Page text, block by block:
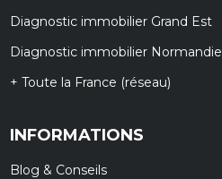
Diagnostic immobilier Grand Est
Diagnostic immobilier Normandie
+ Toute la France (réseau)
INFORMATIONS
Blog & Conseils